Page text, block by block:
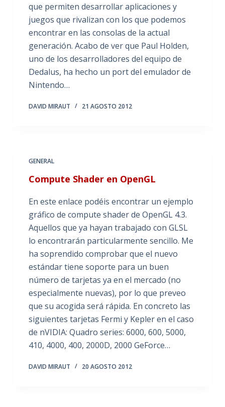
que permiten desarrollar aplicaciones y
juegos que rivalizan con los que podemos
encontrar en las consolas de la actual
generación. Acabo de ver que Paul Holden,
uno de los desarrolladores del equipo de
Dedalus, ha hecho un port del emulador de
Nintendo…
DAVID MIRAUT 21 AGOSTO 2012
GENERAL
Compute Shader en OpenGL
En este enlace podéis encontrar un ejemplo
gráfico de compute shader de OpenGL 4.3.
Aquellos que ya hayan trabajado con GLSL
lo encontrarán particularmente sencillo. Me
ha soprendido comprobar que el nuevo
estándar tiene soporte para un buen
número de tarjetas ya en el mercado (no
especialmente nuevas), por lo que preveo
que su acogida será rápida. En concreto las
siguientes tarjetas Fermi y Kepler en el caso
de nVIDIA: Quadro series: 6000, 600, 5000,
410, 4000, 400, 2000D, 2000 GeForce…
DAVID MIRAUT 20 AGOSTO 2012